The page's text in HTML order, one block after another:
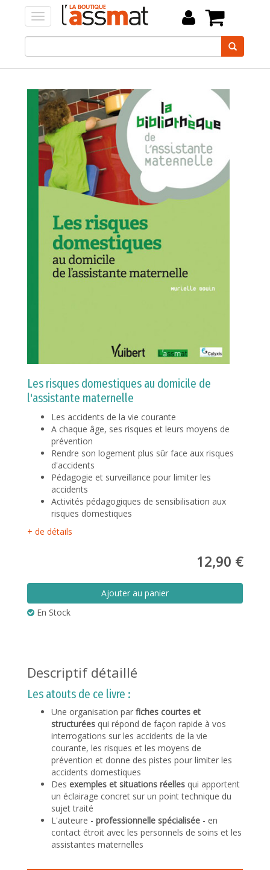
Les risques domestiques au domicile de
l'assistante maternelle
Les accidents de la vie courante
A chaque âge, ses risques et leurs moyens de
prévention
Rendre son logement plus sûr face aux risques
d'accidents
Pédagogie et surveillance pour limiter les
accidents
Activités pédagogiques de sensibilisation aux
risques domestiques
+ de détails
12,90 €
Ajouter au panier
En Stock
Descriptif détaillé
Les atouts de ce livre :
Une organisation par fiches courtes et
structurées qui répond de façon rapide à vos
interrogations sur les accidents de la vie
courante, les risques et les moyens de
prévention et donne des pistes pour limiter les
accidents domestiques
Des exemples et situations réelles qui apportent
un éclairage concret sur un point technique du
sujet traité
L'auteure - professionnelle spécialisée - en
contact étroit avec les personnels de soins et les
assistantes maternelles